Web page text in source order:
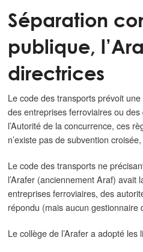
Séparation
publique,
directrices
Le code des transports prévoit
des entreprises ferroviaires ou des
l’Autorité de la concurrence, ces
n’existe pas de subvention
Le code des transports ne
l’Arafer (anciennement Araf) avait
entreprises ferroviaires, des
répondu (mais aucun gestionnaire
Le collège de l’Arafer a adopté